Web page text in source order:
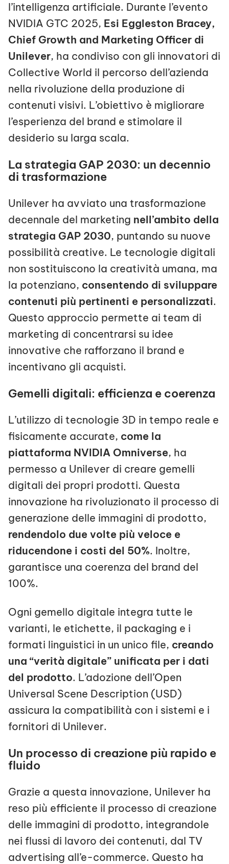
l’intelligenza artificiale. Durante l’evento
NVIDIA GTC 2025, Esi Eggleston Bracey,
Chief Growth and Marketing Officer di
Unilever, ha condiviso con gli innovatori di
Collective World il percorso dell’azienda
nella rivoluzione della produzione di
contenuti visivi. L’obiettivo è migliorare
l’esperienza del brand e stimolare il
desiderio su larga scala.
La strategia GAP 2030: un decennio
di trasformazione
Unilever ha avviato una trasformazione
decennale del marketing nell’ambito della
strategia GAP 2030, puntando su nuove
possibilità creative. Le tecnologie digitali
non sostituiscono la creatività umana, ma
la potenziano, consentendo di sviluppare
contenuti più pertinenti e personalizzati.
Questo approccio permette ai team di
marketing di concentrarsi su idee
innovative che rafforzano il brand e
incentivano gli acquisti.
Gemelli digitali: efficienza e coerenza
L’utilizzo di tecnologie 3D in tempo reale e
fisicamente accurate, come la
piattaforma NVIDIA Omniverse, ha
permesso a Unilever di creare gemelli
digitali dei propri prodotti. Questa
innovazione ha rivoluzionato il processo di
generazione delle immagini di prodotto,
rendendolo due volte più veloce e
riducendone i costi del 50%. Inoltre,
garantisce una coerenza del brand del
100%.
Ogni gemello digitale integra tutte le
varianti, le etichette, il packaging e i
formati linguistici in un unico file, creando
una “verità digitale” unificata per i dati
del prodotto. L’adozione dell’Open
Universal Scene Description (USD)
assicura la compatibilità con i sistemi e i
fornitori di Unilever.
Un processo di creazione più rapido e
fluido
Grazie a questa innovazione, Unilever ha
reso più efficiente il processo di creazione
delle immagini di prodotto, integrandole
nei flussi di lavoro dei contenuti, dal TV
advertising all’e-commerce. Questo ha